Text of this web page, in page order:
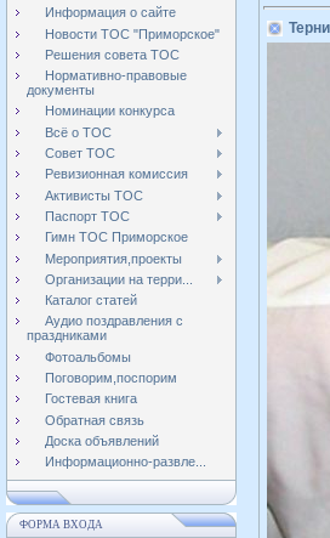
Информация о сайте
Новости ТОС "Приморское"
Решения совета ТОС
Нормативно-правовые
документы
Номинации конкурса
Всё о ТОС
Совет ТОС
Ревизионная комиссия
Активисты ТОС
Паспорт ТОС
Гимн ТОС Приморское
Мероприятия,проекты
Организации на терри...
Каталог статей
Аудио поздравления с
праздниками
Фотоальбомы
Поговорим,поспорим
Гостевая книга
Обратная связь
Доска объявлений
Информационно-развле...
ФОРМА ВХОДА